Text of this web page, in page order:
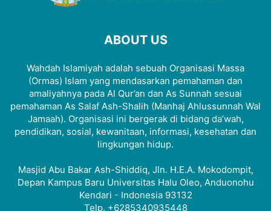
ABOUT US
Wahdah Islamiyah adalah sebuah Organisasi Massa
(Ormas) Islam yang mendasarkan pemahaman dan
amaliyahnya pada Al Qur’an dan As Sunnah sesuai
pemahaman As Salaf Ash-Shalih (Manhaj Ahlussunnah Wal
Jamaah). Organisasi ini bergerak di bidang da’wah,
pendidikan, sosial, kewanitaan, informasi, kesehatan dan
lingkungan hidup.
Masjid Abu Bakar Ash-Shiddiq, Jln. H.E.A. Mokodompit,
Depan Kampus Baru Universitas Halu Oleo, Anduonohu
Kendari - Indonesia 93132
Telp. +6285340935448